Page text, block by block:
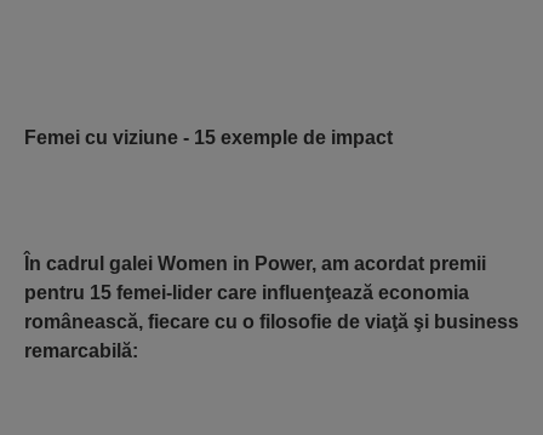
Femei cu viziune - 15 exemple de impact
În cadrul galei Women in Power, am acordat premii
pentru 15 femei-lider care influenţează economia
românească, fiecare cu o filosofie de viaţă şi business
remarcabilă: